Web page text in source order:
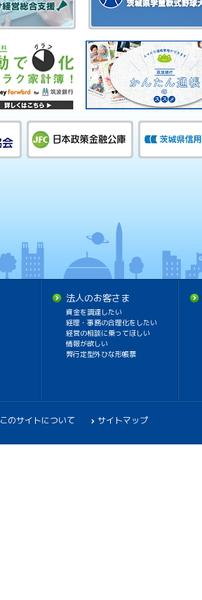
法人のお客さま
資金を調達したい
経理・事務の合理化をしたい
経営の相談に乗ってほしい
情報が欲しい
弊行定型外ひな形帳票
このサイトについて サイトマップ